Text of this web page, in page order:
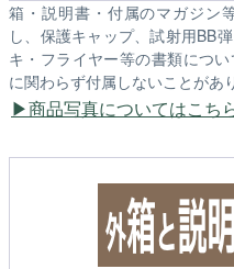
箱・説明書・付属のマガジン
し、保護キャップ、試射用BB
キ・フライヤー等の書類につ
に関わらず付属しないことがあ
商品写真についてはこち